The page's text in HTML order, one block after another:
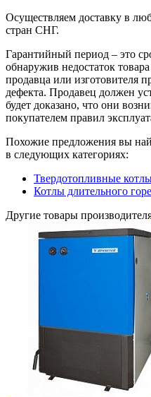
Осуществляем доставку в
стран СНГ.
Гарантийный период – это
обнаружив недостаток
продавца или изготовителя
дефекта. Продавец должен
будет доказано, что они
покупателем правил
Похожие предложения вы
в следующих категориях:
Твердотопливные
Котлы длительного
Другие товары